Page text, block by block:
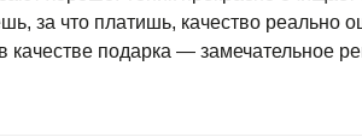
за что платишь, качество реально
качестве подарка — замечательное